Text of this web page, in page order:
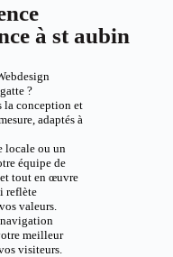
à st aubin
?
la conception et
adaptés à
locale ou un
équipe de
tout en œuvre
reflète
valeurs.
meilleur
visiteurs.